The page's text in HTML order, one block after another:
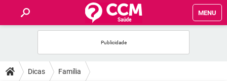
MENU
FÓRUM
Dicas Família